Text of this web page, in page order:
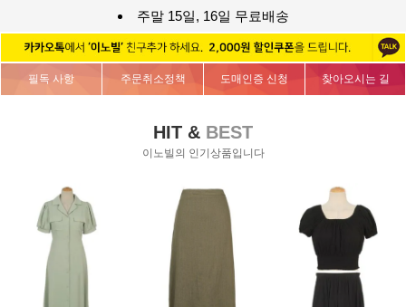
주말 15일, 16일 무료배송
필독 사항 주문취소정책 도매인증 신청 찾아오시는 길
HIT & BEST
이노빌의 인기상품입니다